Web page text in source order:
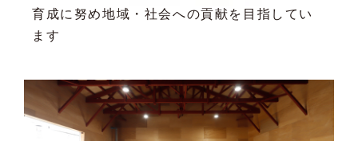
育成に努め地域・社会への貢献を目指してい
ます